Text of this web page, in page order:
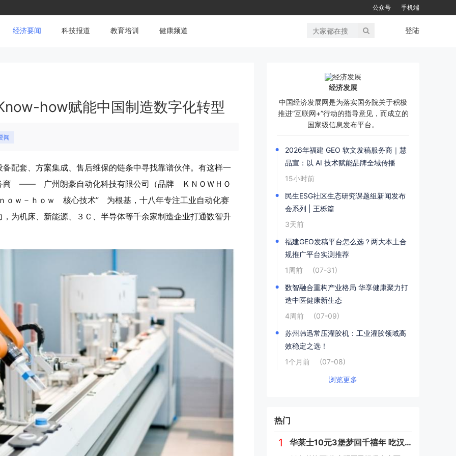
公众号 手机端
经济要闻 科技报道 教育培训 健康频道 登陆
how赋能中国制造数字化转型
闻
配套、方案集成、售后维保的链条中寻找靠谱伙伴。有这样一
商 —— 广州朗豪自动化科技有限公司（品牌 ＫＮＯＷＨＯ
ｗ－ｈｏｗ 核心技术” 为根基，十八年专注工业自动化赛
为机床、新能源、３Ｃ、半导体等千余家制造企业打通数智升
经济发展
中国经济发展网是为落实国务院关于积极
推进“互联网+”行动的指导意见，而成立的
国家级信息发布平台。
2026年福建 GEO 软文发稿服务商｜慧
品宣：以 AI 技术赋能品牌全域传播
15小时前
民生ESG社区生态研究课题组新闻发布
会系列 | 王栎篇
3天前
福建GEO发稿平台怎么选？两大本土合
规推广平台实测推荐
1周前
(07-31)
数智融合重构产业格局 华享健康聚力打
造中医健康新生态
4周前
(07-09)
苏州韩迅常压灌胶机：工业灌胶领域高
效稳定之选！
1个月前
(07-08)
浏览更多
热门
1 华莱士10元3堡梦回千禧年 吃汉堡、献爱心，经典好滋味回馈社会